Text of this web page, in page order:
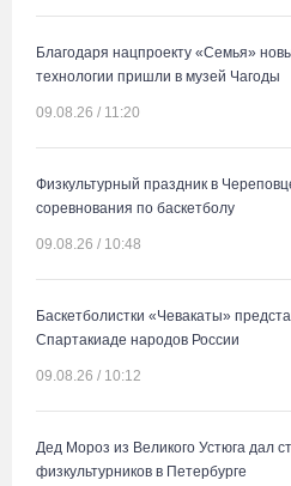
Благодаря нацпроекту «Семья»
технологии пришли в музей Чагоды
09.08.26 / 11:20
Физкультурный праздник в
соревнования по баскетболу
09.08.26 / 10:48
Баскетболистки «Чевакаты»
Спартакиаде народов России
09.08.26 / 10:12
Дед Мороз из Великого Устюга дал
физкультурников в Петербурге